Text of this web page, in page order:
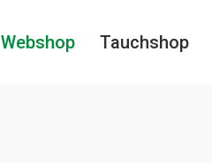
Webshop Tauchshop